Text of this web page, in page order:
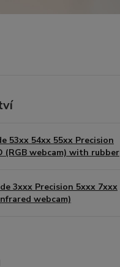
53xx 54xx 55xx Precision
(RGB webcam) with rubber
3xxx Precision 5xxx 7xxx
webcam)